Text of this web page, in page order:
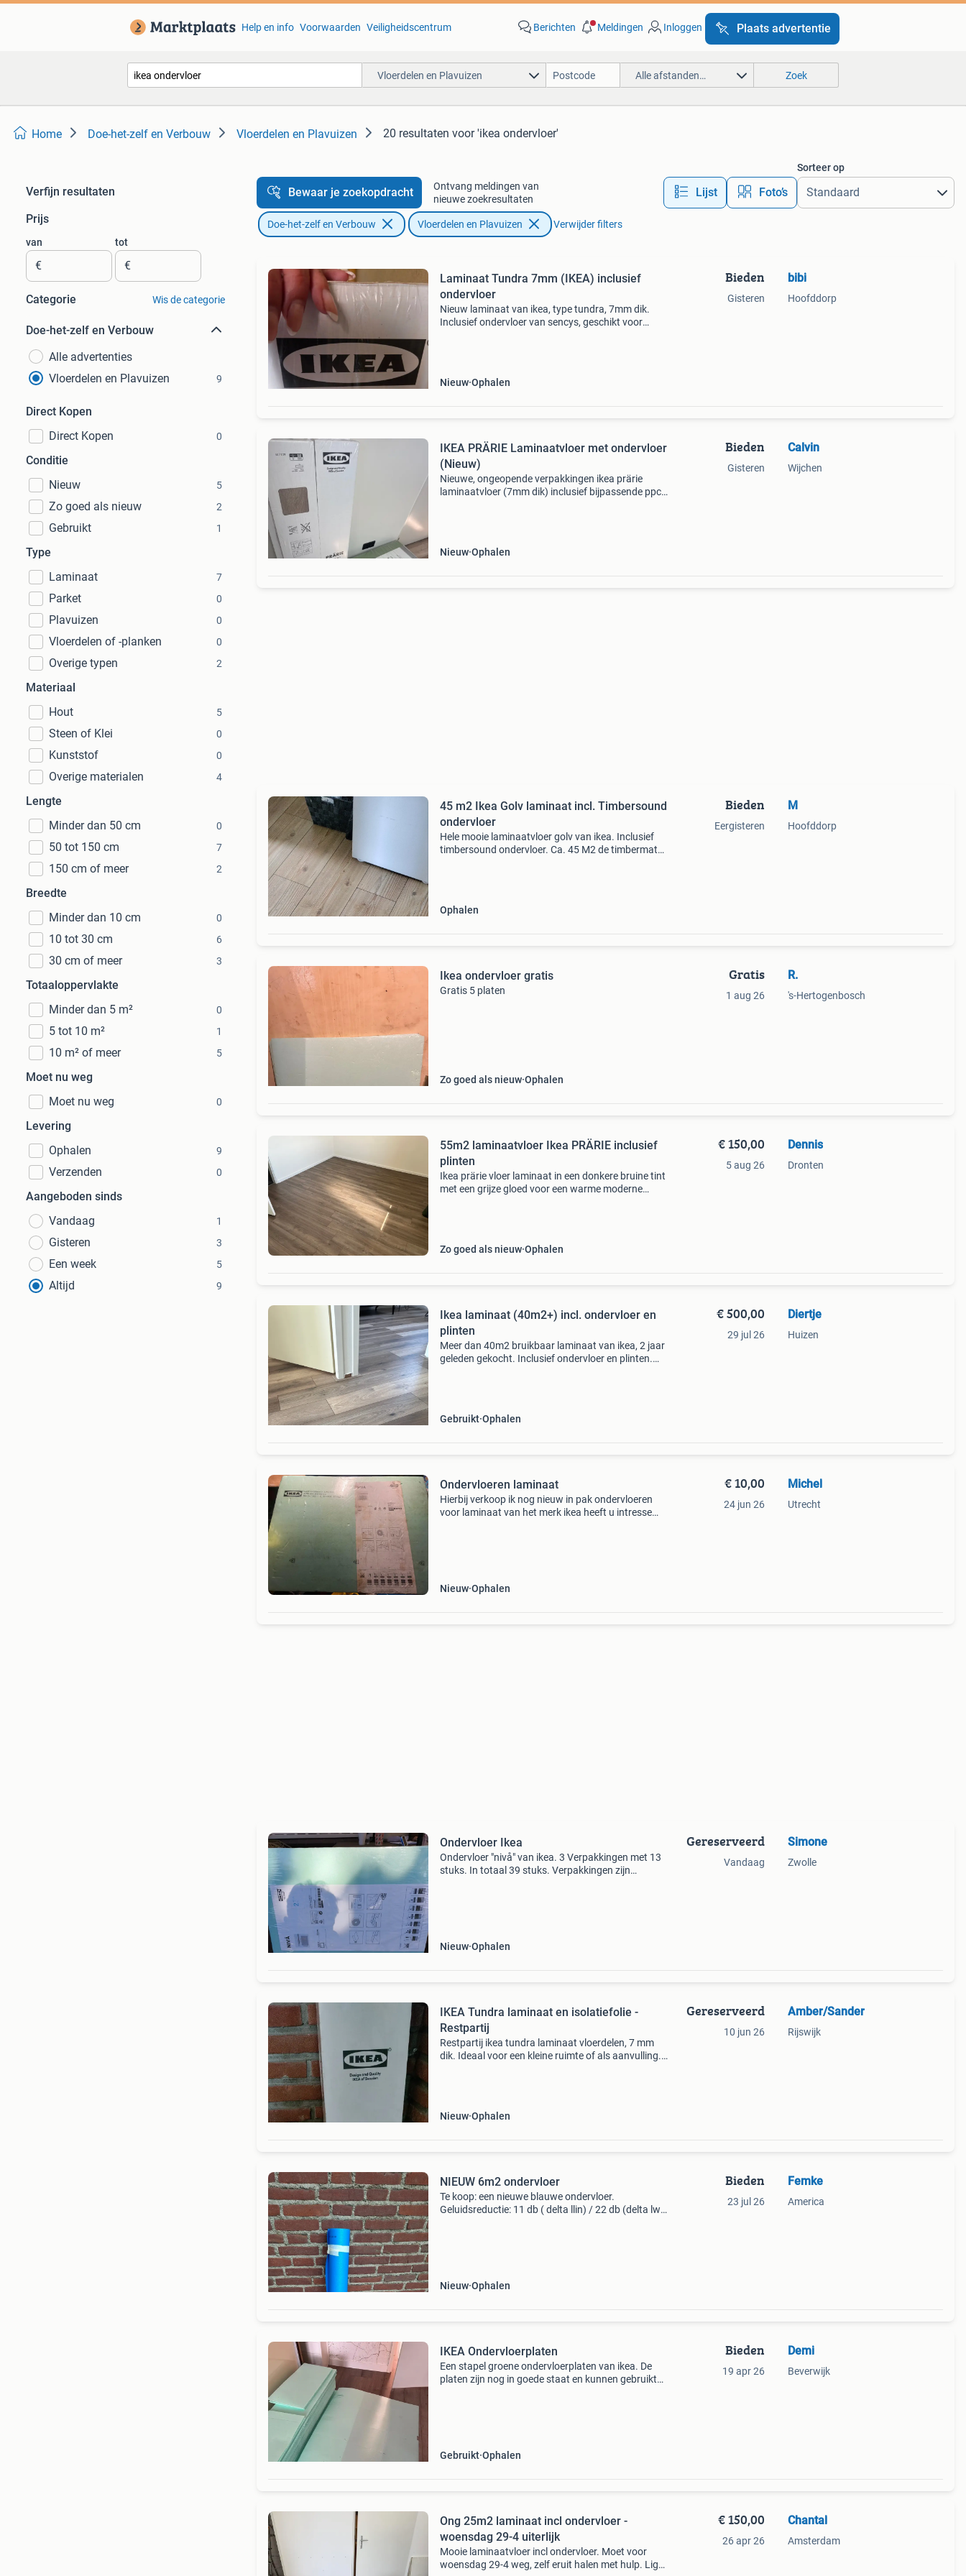
Help en info Voorwaarden Veiligheidscentrum Berichten Meldingen Inloggen Plaats advertentie
Vloerdelen en Plavuizen Alle afstanden… Zoek
Home Doe-het-zelf en Verbouw Vloerdelen en Plavuizen 20 resultaten voor 'ikea ondervloer'
Verfijn resultaten
Prijs
van
€
tot
€
Categorie Wis de categorie
Doe-het-zelf en Verbouw
Alle advertenties
Vloerdelen en Plavuizen
9
Direct Kopen
Direct Kopen
0
Conditie
Nieuw
5
Zo goed als nieuw 2
Gebruikt 1
Type
Laminaat
7
Parket 0
Plavuizen 0
Vloerdelen of -planken 0
Overige typen 2
Materiaal
Hout
5
Steen of Klei 0
Kunststof 0
Overige materialen 4
Lengte
Minder dan 50 cm
0
50 tot 150 cm 7
150 cm of meer 2
Breedte
Minder dan 10 cm
0
10 tot 30 cm 6
30 cm of meer 3
Totaaloppervlakte
Minder dan 5 m²
0
5 tot 10 m² 1
10 m² of meer 5
Moet nu weg
Moet nu weg
0
Levering
Ophalen
9
Verzenden 0
Aangeboden sinds
Vandaag
1
Gisteren 3
Een week 5
Altijd 9
Bewaar je zoekopdracht
Ontvang meldingen van
nieuwe zoekresultaten
Lijst Foto’s
Sorteer op
Doe-het-zelf en Verbouw Vloerdelen en Plavuizen Verwijder filters
Laminaat Tundra 7mm (IKEA) inclusief
ondervloer
Nieuw laminaat van ikea, type tundra, 7mm dik.
Inclusief ondervloer van sencys, geschikt voor
Nieuw Ophalen
Bieden
Gisteren
bibi
Hoofddorp
IKEA PRÄRIE Laminaatvloer met ondervloer
(Nieuw)
Nieuwe, ongeopende verpakkingen ikea prärie
laminaatvloer (7mm dik) inclusief bijpassende ppc
Nieuw Ophalen
Bieden
Gisteren
Calvin
Wijchen
45 m2 Ikea Golv laminaat incl. Timbersound
ondervloer
Hele mooie laminaatvloer golv van ikea. Inclusief
timbersound ondervloer. Ca. 45 M2 de timbermate
Ophalen
Bieden
Eergisteren
M
Hoofddorp
Ikea ondervloer gratis
Gratis 5 platen
Zo goed als nieuw Ophalen
Gratis
1 aug 26
R.
's-Hertogenbosch
55m2 laminaatvloer Ikea PRÄRIE inclusief
plinten
Ikea prärie vloer laminaat in een donkere bruine tint
met een grijze gloed voor een warme moderne
Zo goed als nieuw Ophalen
€ 150,00
5 aug 26
Dennis
Dronten
Ikea laminaat (40m2+) incl. ondervloer en
plinten
Meer dan 40m2 bruikbaar laminaat van ikea, 2 jaar
geleden gekocht. Inclusief ondervloer en plinten.
Gebruikt Ophalen
€ 500,00
29 jul 26
Diertje
Huizen
Ondervloeren laminaat
Hierbij verkoop ik nog nieuw in pak ondervloeren
voor laminaat van het merk ikea heeft u intresse
Nieuw Ophalen
€ 10,00
24 jun 26
Michel
Utrecht
Ondervloer Ikea
Ondervloer "nivå" van ikea. 3 Verpakkingen met 13
stuks. In totaal 39 stuks. Verpakkingen zijn
Nieuw Ophalen
Gereserveerd
Vandaag
Simone
Zwolle
IKEA Tundra laminaat en isolatiefolie -
Restpartij
Restpartij ikea tundra laminaat vloerdelen, 7 mm
dik. Ideaal voor een kleine ruimte of als aanvulling.
Nieuw Ophalen
Gereserveerd
10 jun 26
Amber/Sander
Rijswijk
NIEUW 6m2 ondervloer
Te koop: een nieuwe blauwe ondervloer.
Geluidsreductie: 11 db ( delta llin) / 22 db (delta lw)
Nieuw Ophalen
Bieden
23 jul 26
Femke
America
IKEA Ondervloerplaten
Een stapel groene ondervloerplaten van ikea. De
platen zijn nog in goede staat en kunnen gebruikt
Gebruikt Ophalen
Bieden
19 apr 26
Demi
Beverwijk
Ong 25m2 laminaat incl ondervloer -
woensdag 29-4 uiterlijk
Mooie laminaatvloer incl ondervloer. Moet voor
woensdag 29-4 weg, zelf eruit halen met hulp. Ligt
€ 150,00
26 apr 26
Chantal
Amsterdam